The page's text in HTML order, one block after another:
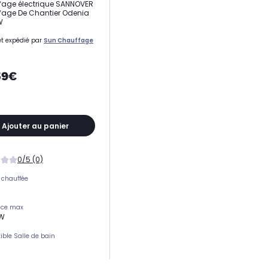
électrique SANNOVER
De Chantier Odenia
expédié par Sun Chauffage
Ajouter au panier
0/5 (0)
max
Salle de bain